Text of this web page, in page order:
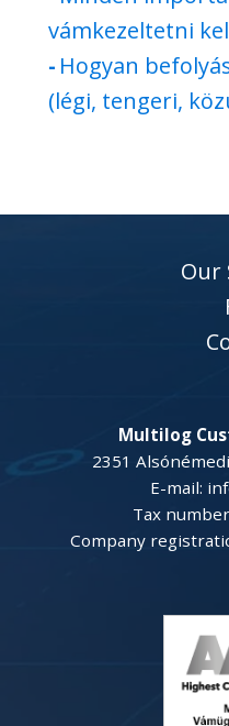
vámkezeltetni
Hogyan
(légi, tengeri,
Multilog
2351
E-mail:
Tax
Company
Our